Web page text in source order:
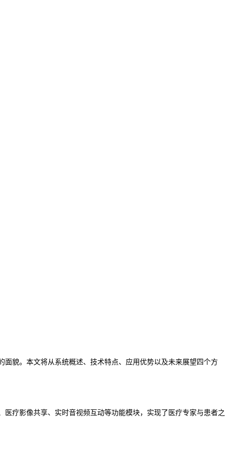
貌。本文将从系统概述、技术特点、应用优势以及未来展望四个方
疗影像共享、实时音视频互动等功能模块，实现了医疗专家与患者之